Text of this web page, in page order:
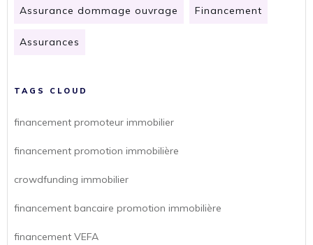
Assurance dommage ouvrage Financement
Assurances
TAGS CLOUD
financement promoteur immobilier
financement promotion immobilière
crowdfunding immobilier
financement bancaire promotion immobilière
financement VEFA